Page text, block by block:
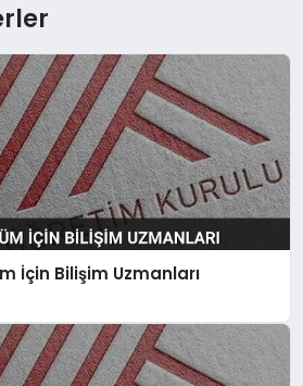
İçin Bilişim Uzmanları